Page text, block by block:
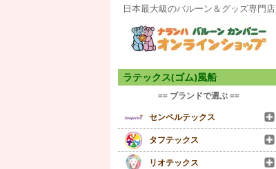
日本最大級のバルーン＆グッズ専門店
ラテックス(ゴム)風船
== ブランドで選ぶ ==
センペルテックス
タフテックス
リオテックス